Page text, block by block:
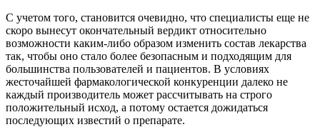
С учетом того, становится очевидно, что специалисты еще не
скоро вынесут окончательный вердикт относительно
возможности каким-либо образом изменить состав лекарства
так, чтобы оно стало более безопасным и подходящим для
большинства пользователей и пациентов. В условиях
жесточайшей фармакологической конкуренции далеко не
каждый производитель может рассчитывать на строго
положительный исход, а потому остается дожидаться
последующих известий о препарате.